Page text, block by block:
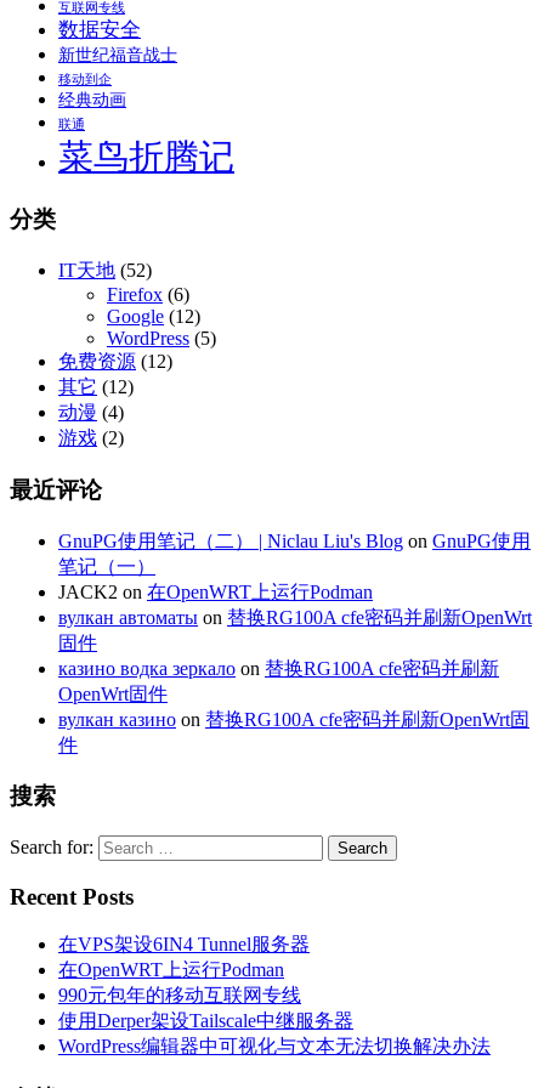
互联网专线
数据安全
新世纪福音战士
移动到企
经典动画
联通
菜鸟折腾记
分类
IT天地 (52)
Firefox (6)
Google (12)
WordPress (5)
免费资源 (12)
其它 (12)
动漫 (4)
游戏 (2)
最近评论
GnuPG使用笔记（二） | Niclau Liu's Blog on GnuPG使用
笔记（一）
JACK2 on 在OpenWRT上运行Podman
вулкан автоматы on 替换RG100A cfe密码并刷新OpenWrt
固件
казино водка зеркало on 替换RG100A cfe密码并刷新
OpenWrt固件
вулкан казино on 替换RG100A cfe密码并刷新OpenWrt固
件
搜索
Search for:
Recent Posts
在VPS架设6IN4 Tunnel服务器
在OpenWRT上运行Podman
990元包年的移动互联网专线
使用Derper架设Tailscale中继服务器
WordPress编辑器中可视化与文本无法切换解决办法